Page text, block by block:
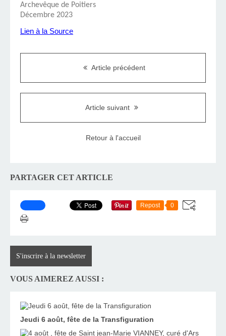
Archevêque de Poitiers
Décembre 2023
Lien à la Source
Article précédent
Article suivant
Retour à l'accueil
PARTAGER CET ARTICLE
Repost 0
S'inscrire à la newsletter
VOUS AIMEREZ AUSSI :
Jeudi 6 août, fête de la Transfiguration